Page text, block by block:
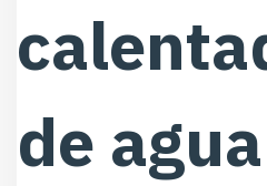
de agua